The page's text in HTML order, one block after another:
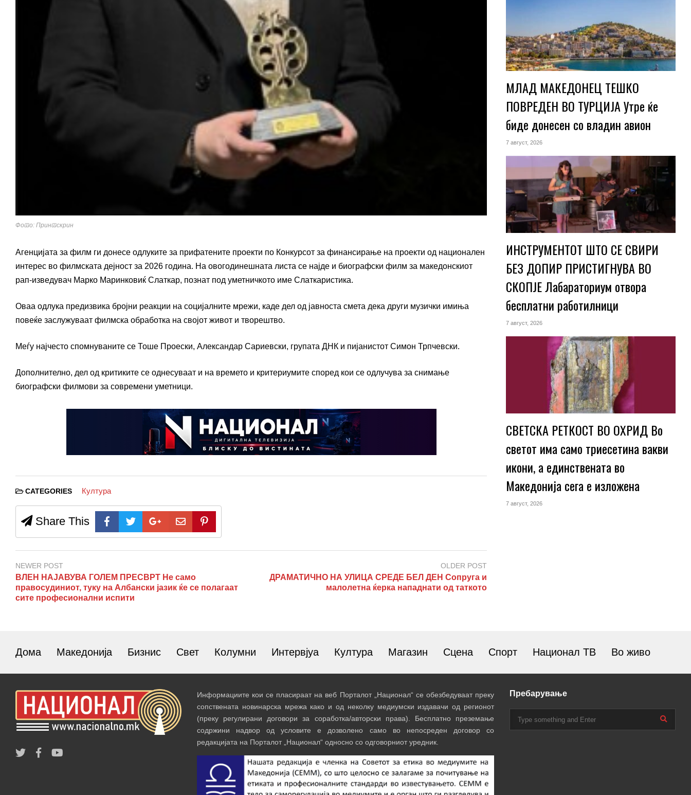
Фото: Принтскрин
Агенцијата за филм ги донесе одлуките за прифатените проекти по Конкурсот за финансирање на проекти од национален
интерес во филмската дејност за 2026 година. На овогодинешната листа се најде и биографски филм за македонскиот
рап-изведувач Марко Маринковиќ Слаткар, познат под уметничкото име Слаткаристика.
Оваа одлука предизвика бројни реакции на социјалните мрежи, каде дел од јавноста смета дека други музички имиња
повеќе заслужуваат филмска обработка на својот живот и творештво.
Меѓу најчесто спомнуваните се Тоше Проески, Александар Сариевски, групата ДНК и пијанистот Симон Трпчевски.
Дополнително, дел од критиките се однесуваат и на времето и критериумите според кои се одлучува за снимање
биографски филмови за современи уметници.
CATEGORIES Култура
Share This
NEWER POST
ВЛЕН НАЈАВУВА ГОЛЕМ ПРЕСВРТ Не само
правосудиниот, туку на Албански јазик ќе се полагаат
сите професионални испити
OLDER POST
ДРАМАТИЧНО НА УЛИЦА СРЕДЕ БЕЛ ДЕН Сопруга и
малолетна ќерка нападнати од таткото
МЛАД МАКЕДОНЕЦ ТЕШКО
ПОВРЕДЕН ВО ТУРЦИЈА Утре ќе
биде донесен со владин авион
7 август, 2026
ИНСТРУМЕНТОТ ШТО СЕ СВИРИ
БЕЗ ДОПИР ПРИСТИГНУВА ВО
СКОПЈЕ Лабараториум отвора
бесплатни работилници
7 август, 2026
СВЕТСКА РЕТКОСТ ВО ОХРИД Во
светот има само триесетина вакви
икони, а единствената во
Македонија сега е изложена
7 август, 2026
Дома Македонија Бизнис Свет Колумни Интервјуа Култура Магазин Сцена Спорт Национал ТВ Во живо
Информациите кои се пласираат на веб Порталот „Национал“ се обезбедуваат преку
сопствената новинарска мрежа како и од неколку медиумски издавачи од регионот
(преку регулирани договори за соработка/авторски права). Бесплатно преземање
содржини надвор од условите е дозволено само во непосреден договор со
редакцијата на Порталот „Национал“ односно со одговорниот уредник.
Пребарување